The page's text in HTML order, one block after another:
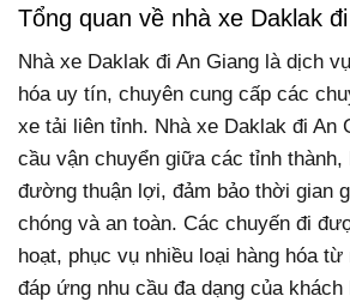
Tổng quan về nhà xe Daklak
Nhà xe Daklak đi An Giang là dịch
hóa uy tín, chuyên cung cấp các
xe tải liên tỉnh. Nhà xe Daklak đi An
cầu vận chuyển giữa các tỉnh thành,
đường thuận lợi, đảm bảo thời gian
chóng và an toàn. Các chuyến đi
hoạt, phục vụ nhiều loại hàng hóa
đáp ứng nhu cầu đa dạng của khách